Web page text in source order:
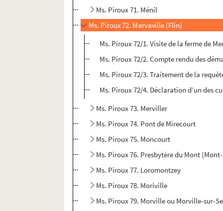
Ms. Piroux 71. Ménil
Ms. Piroux 72. Mervaville (Flin)
Ms. Piroux 72/1. Visite de la ferme de
Ms. Piroux 72/2. Compte rendu des
Ms. Piroux 72/3. Traitement de la
Ms. Piroux 72/4. Déclaration d’un des
Ms. Piroux 73. Merviller
Ms. Piroux 74. Pont de Mirecourt
Ms. Piroux 75. Moncourt
Ms. Piroux 76. Presbytère du Mont
Ms. Piroux 77. Loromontzey
Ms. Piroux 78. Moriville
Ms. Piroux 79. Morville ou Morville-sur-